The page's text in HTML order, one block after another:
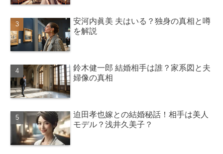
安河内眞美 夫はいる？独身の真相と噂
を解説
鈴木健一郎 結婚相手は誰？家系図と夫
婦像の真相
迫田孝也嫁との結婚秘話！相手は美人
モデル？浅井久美子？